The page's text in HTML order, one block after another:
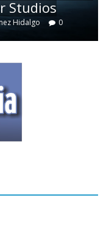
Studios
Hidalgo 0